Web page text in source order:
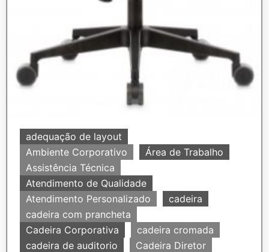
adequação de layout
Ambiente Corporativo
Área de Trabalho
Assistência Técnica
Atendimento de Qualidade
Atendimento Personalizado
cadeira
cadeira com prancheta
Cadeira Corporativa
cadeira cromada
cadeira de auditorio
Cadeira Diretor